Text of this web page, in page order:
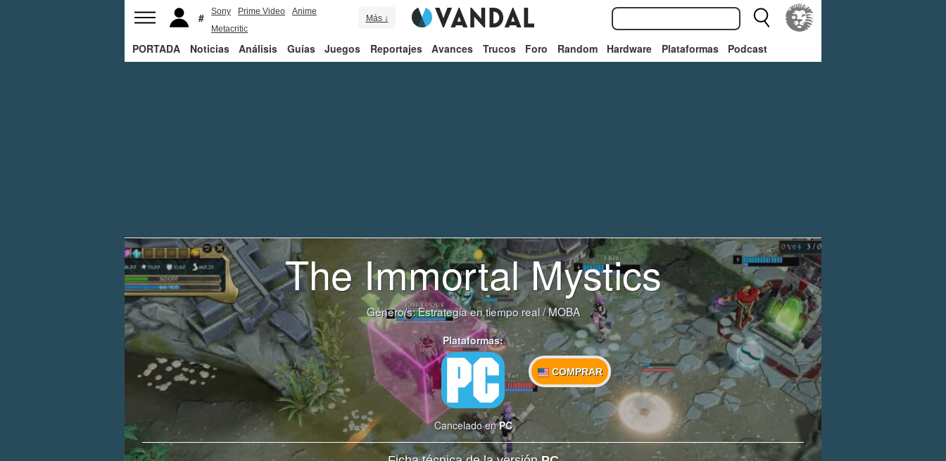
Sony Prime Video
Anime
Metacritic
Más ↓
PORTADA Noticias Análisis Guías Juegos Reportajes Avances Trucos Foro Random Hardware Plataformas Podcast
The Immortal Mystics
Género/s:Estrategia en tiempo real/MOBA
Plataformas:
COMPRAR
Cancelado enPC